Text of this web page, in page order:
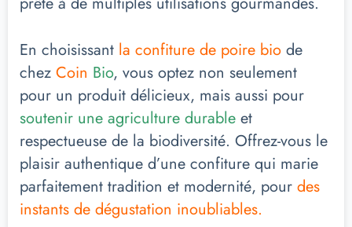
En choisissant la confiture de poire bio de
chez Coin Bio, vous optez non seulement
pour un produit délicieux, mais aussi pour
soutenir une agriculture durable et
respectueuse de la biodiversité. Offrez-vous le
plaisir authentique d’une confiture qui marie
parfaitement tradition et modernité, pour des
instants de dégustation inoubliables.